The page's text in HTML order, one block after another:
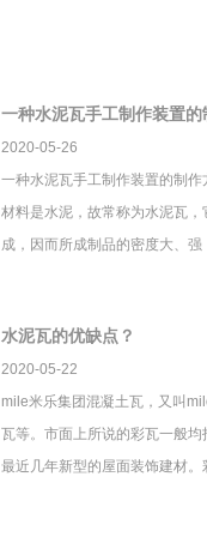
一种水泥瓦手工制作装置的
2020-05-26
一种水泥瓦手工制作装置的制
材料是水泥，故常称为水泥瓦
成，因而所成制品的密度大、强
水泥瓦的优缺点？
2020-05-22
mile米乐集团混凝土瓦，又叫
瓦等。市面上所说的彩瓦一般
最近几年新型的屋面装饰建材